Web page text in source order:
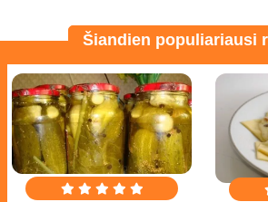
Šiandien populiariausi